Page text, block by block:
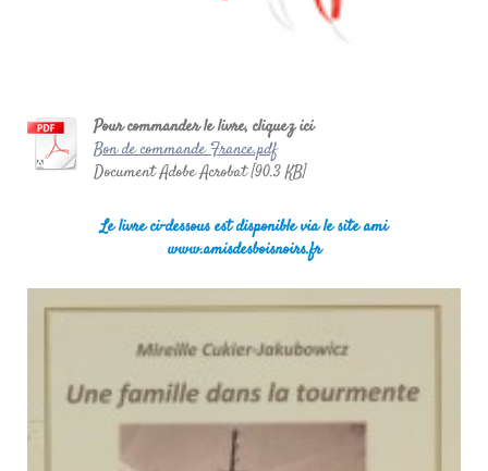
Pour commander le livre, cliquez ici
Bon de commande France.pdf
Document Adobe Acrobat [90.3 KB]
Le livre ci-dessous est disponible via le site ami
www.amisdesboisnoirs.fr